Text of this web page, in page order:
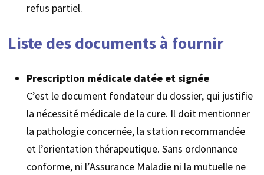
refus partiel.
Liste des documents à fournir
Prescription médicale datée et signée
C’est le document fondateur du dossier, qui justifie
la nécessité médicale de la cure. Il doit mentionner
la pathologie concernée, la station recommandée
et l’orientation thérapeutique. Sans ordonnance
conforme, ni l’Assurance Maladie ni la mutuelle ne